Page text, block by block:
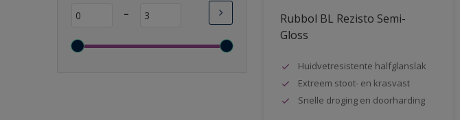
Wasbaar
Sneldrogend
-
Rubbol BL Rezisto Semi-
Gloss
Huidvetresistente halfglanslak
Extreem stoot- en krasvast
Snelle droging en doorharding